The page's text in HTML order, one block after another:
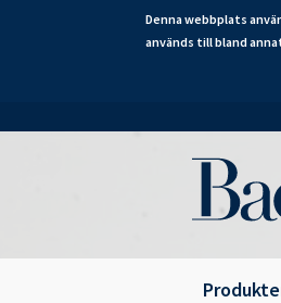
Denna webbplats
används till bland
till